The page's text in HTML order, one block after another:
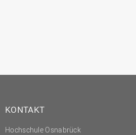
KONTAKT
Hochschule Osnabrück